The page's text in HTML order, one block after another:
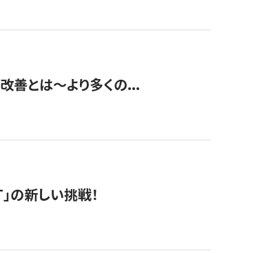
善とは～より多くの...
の新しい挑戦！